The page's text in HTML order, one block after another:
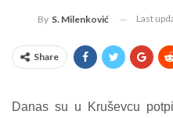
By S. Milenković Last
Share
Danas su u Kruševcu